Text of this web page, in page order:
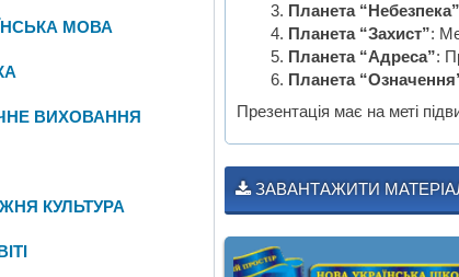
Планета “Небезпека”
Планета “Захист”:
Планета “Адреса”:
Планета
Презентація має на меті
ЗАВАНТАЖИТИ
МОВА
ВИХОВАННЯ
КУЛЬТУРА